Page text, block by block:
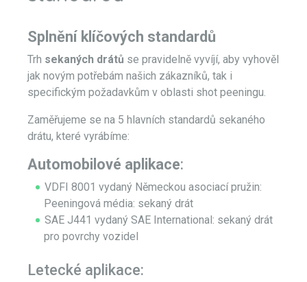
Splnění klíčových standardů
Trh sekaných drátů se pravidelně vyvíjí, aby vyhověl
jak novým potřebám našich zákazníků, tak i
specifickým požadavkům v oblasti shot peeningu.
Zaměřujeme se na 5 hlavních standardů sekaného
drátu, které vyrábíme:
Automobilové aplikace:
VDFI 8001 vydaný Německou asociací pružin:
Peeningová média: sekaný drát
SAE J441 vydaný SAE International: sekaný drát
pro povrchy vozidel
Letecké aplikace: